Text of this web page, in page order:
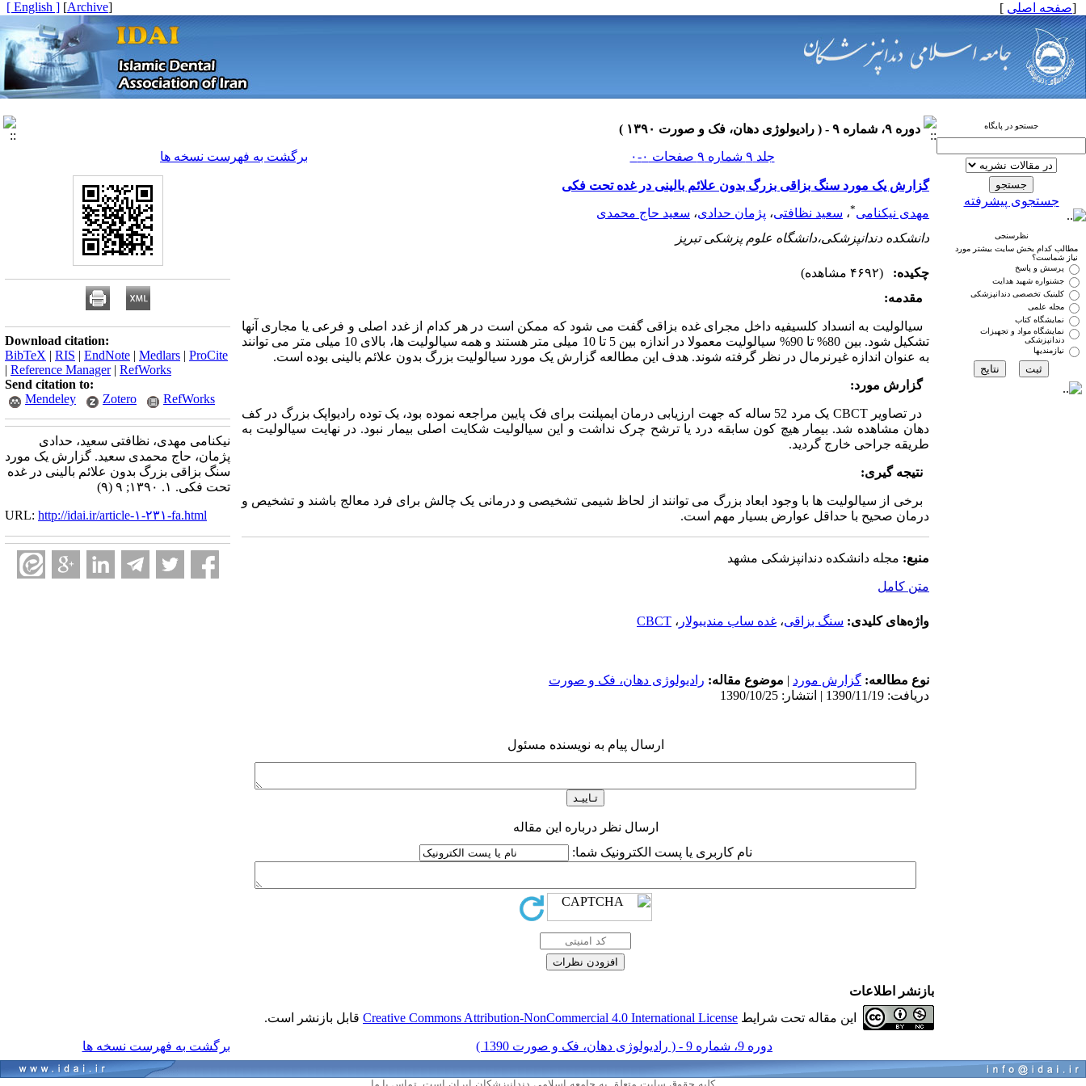
[صفحه اصلی ]
[
Archive
]
[ English ]
جستجو در پایگاه
جستجوی پیشرفته
نظرسنجی
مطالب کدام بخش سایت بیشتر مورد
نیاز شماست؟
پرسش و پاسخ
جشنواره شهید هدایت
کلینیک تخصصی دندانپزشکی
مجله علمی
نمایشگاه کتاب
نمایشگاه مواد و تجهیزات
دندانپزشکی
نیازمندیها
دوره ۹، شماره ۹ - ( رادیولوژی دهان، فک و صورت ۱۳۹۰ )
جلد ۹ شماره ۹ صفحات ۰-۰
برگشت به فهرست نسخه ها
گزارش یک مورد سنگ بزاقی بزرگ بدون علائم بالینی در غده تحت فکی
مهدی نیکنامی*، سعید نظافتی، پژمان حدادی، سعید حاج محمدی
دانشکده دندانپزشکی،دانشگاه علوم پزشکی تبریز
چکیده:
(۴۶۹۲ مشاهده)
مقدمه:
سیالولیت به انسداد کلسیفیه داخل مجرای غده بزاقی گفت می شود که ممکن است در هر کدام از غدد اصلی و فرعی یا مجاری آنها
تشکیل شود. بین 80% تا 90% سیالولیت معمولا در اندازه بین 5 تا 10 میلی متر هستند و همه سیالولیت ها، بالای 10 میلی متر می توانند
به عنوان اندازه غیرنرمال در نظر گرفته شوند. هدف این مطالعه گزارش یک مورد سیالولیت بزرگ بدون علائم بالینی بوده است.
گزارش مورد:
در تصاویر CBCT یک مرد 52 ساله که جهت ارزیابی درمان ایمپلنت برای فک پایین مراجعه نموده بود، یک توده رادیواپک بزرگ در کف
دهان مشاهده شد. بیمار هیچ کون سابقه درد یا ترشح چرک نداشت و این سیالولیت شکایت اصلی بیمار نبود. در نهایت سیالولیت به
طریقه جراحی خارج گردید.
نتیجه گیری:
برخی از سیالولیت ها با وجود ابعاد بزرگ می توانند از لحاظ شیمی تشخیصی و درمانی یک چالش برای فرد معالج باشند و تشخیص و
درمان صحیح با حداقل عوارض بسیار مهم است.
منبع: مجله دانشکده دندانپزشکی مشهد
متن کامل
واژه‌های کلیدی: سنگ بزاقی، غده ساب مندیبولار ، CBCT
نوع مطالعه: گزارش مورد | موضوع مقاله: رادیولوژی دهان، فک و صورت
دریافت: 1390/11/19 | انتشار: 1390/10/25
ارسال پیام به نویسنده مسئول
ارسال نظر درباره این مقاله
نام کاربری یا پست الکترونیک شما:
Download citation:
BibTeX | RIS | EndNote | Medlars | ProCite
| Reference Manager| RefWorks
Send citation to:
Mendeley
Zotero RefWorks
نیکنامی مهدی، نظافتی سعید، حدادی
پژمان، حاج محمدی سعید. گزارش یک مورد
سنگ بزاقی بزرگ بدون علائم بالینی در غده
تحت فکی. ۱. ۱۳۹۰; ۹ (۹)
URL: http://idai.ir/article-۱-۲۳۱-fa.html
بازنشر اطلاعات
این مقاله تحت شرایط Creative Commons Attribution-NonCommercial 4.0 International License قابل بازنشر است.
دوره 9، شماره 9 - ( رادیولوژی دهان، فک و صورت 1390 ) برگشت به فهرست نسخه ها